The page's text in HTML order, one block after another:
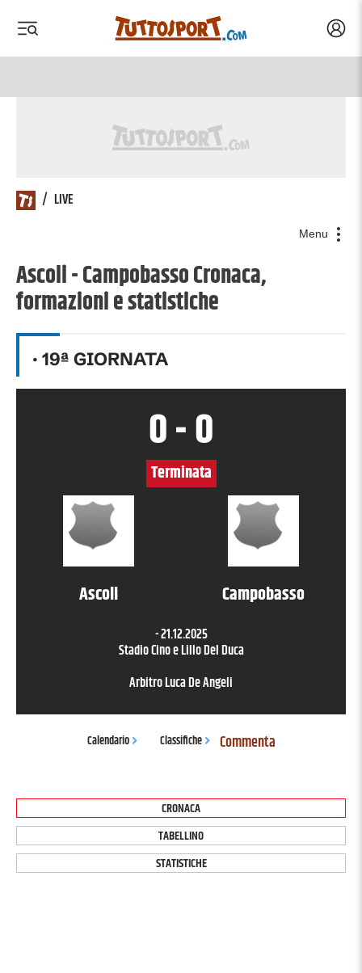
/ LIVE
Menu
Ascoli - Campobasso Cronaca,
formazioni e statistiche
· 19ª GIORNATA
Ascoli Campobasso
0-0
Terminata
-21.12.2025
Stadio Cino e Lillo Del Duca
ArbitroLuca De Angeli
Calendario Classifiche Commenta
CRONACA
TABELLINO
STATISTICHE